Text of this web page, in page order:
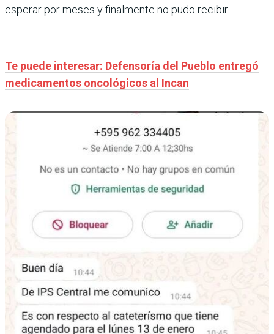
esperar por meses y finalmente no pudo recibir .
Te puede interesar: Defensoría del Pueblo entregó
medicamentos oncológicos al Incan